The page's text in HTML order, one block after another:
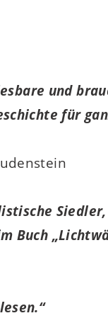
und
für
Buch